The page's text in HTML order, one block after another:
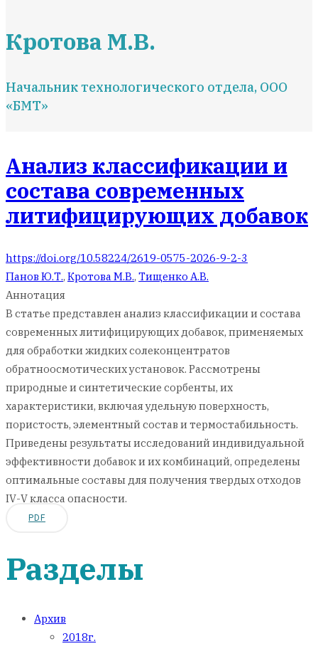
Кротова М.В.
Начальник технологического отдела, ООО
«БМТ»
Анализ классификации и
состава современных
литифицирующих добавок
https://doi.org/10.58224/2619-0575-2026-9-2-3
Панов Ю.Т., Кротова М.В., Тищенко А.В.
Аннотация
В статье представлен анализ классификации и состава
современных литифицирующих добавок, применяемых
для обработки жидких солеконцентратов
обратноосмотических установок. Рассмотрены
природные и синтетические сорбенты, их
характеристики, включая удельную поверхность,
пористость, элементный состав и термостабильность.
Приведены результаты исследований индивидуальной
эффективности добавок и их комбинаций, определены
оптимальные составы для получения твердых отходов
IV-V класса опасности.
PDF
Разделы
Архив
2018г.